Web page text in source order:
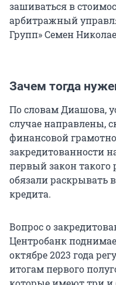
зашиваться в
арбитражный
Групп» Семен
Зачем тогда
По словам Диашова,
случае направлены,
финансовой
закредитованности
первый закон такого
обязали раскрывать
кредита.
Вопрос о
Центробанк
октябре 2023 года
итогам первого